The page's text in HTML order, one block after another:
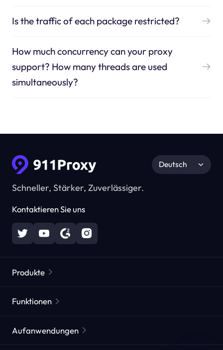
Is the traffic of each package restricted?
How much concurrency can your proxy
support? How many threads are used
simultaneously?
Schneller, Stärker, Zuverlässiger.
Kontaktieren Sie uns
Deutsch
Produkte
Statische Residential Proxies
Funktionen
Aufanwendungen